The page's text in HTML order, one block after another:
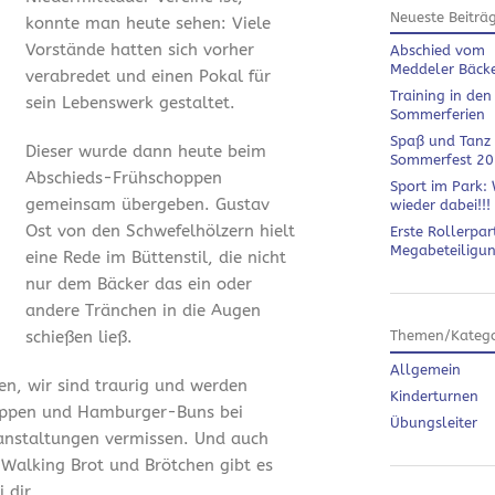
konnte man heute sehen: Viele
Vorstände hatten sich vorher
verabredet und einen Pokal für
sein Lebenswerk gestaltet.
Dieser wurde dann heute beim
Abschieds-Frühschoppen
gemeinsam übergeben. Gustav
Ost von den Schwefelhölzern hielt
eine Rede im Büttenstil, die nicht
nur dem Bäcker das ein oder
andere Tränchen in die Augen
schießen ließ.
wir sind traurig und werden
und Hamburger-Buns bei
vermissen. Und auch
Brot und Brötchen gibt es
Neueste
Abschied vom
Meddeler
Training in den
Sommerferien
Spaß und Tanz
Sommerfest
Sport im Park:
wieder dabei!!!
Erste
Themen/
Allgemein
Kinderturnen
Übungsleiter